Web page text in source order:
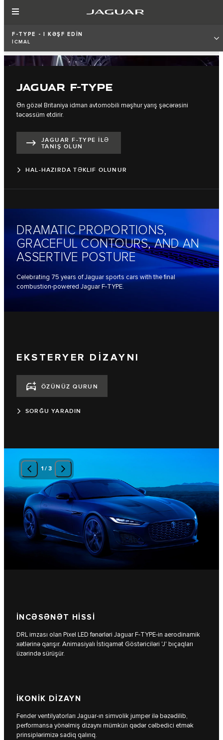
F-TYPE - I KƏŞF EDİN
İCMAL
JAGUAR F-TYPE
Ən gözəl Britaniya idman avtomobili məşhur yarış şəcərəsini
təcəssüm etdirir.
JAGUAR F-TYPE İLƏ
TANIŞ OLUN
HAL-HAZIRDA TƏKLIF OLUNUR
DRAMATIC PROPORTIONS,
GRACEFUL CONTOURS, AND AN
ASSERTIVE POSTURE
Celebrating 75 years of Jaguar sports cars with the final
combustion-powered Jaguar F-TYPE.
EKSTERYER DİZAYNI
ÖZÜNÜZ QURUN
SORĞU YARADIN
1/ 3
İNCƏSƏNƏT HİSSİ
DRL imzası olan Pixel LED fənərləri Jaguar F-TYPE-in aerodinamik
xətlərinə qarışır. Animasiyalı İstiqamət Göstəriciləri 'J' bıçaqları
üzərində sürüşür.
İKONİK DİZAYN
Fender ventilyatorları Jaguar-ın simvolik jumper ilə bəzədilib,
performansa yönəlmiş dizaynı mümkün qədər cəlbedici etmək
prinsiplərimizə sadiq qalırıq.